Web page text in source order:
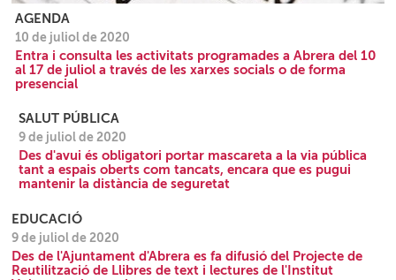
AGENDA
10 de juliol de 2020
Entra i consulta les activitats programades a Abrera del 10
al 17 de juliol a través de les xarxes socials o de forma
presencial
SALUT PÚBLICA
9 de juliol de 2020
Des d'avui és obligatori portar mascareta a la via pública
tant a espais oberts com tancats, encara que es pugui
mantenir la distància de seguretat
EDUCACIÓ
9 de juliol de 2020
Des de l'Ajuntament d'Abrera es fa difusió del Projecte de
Reutilització de Llibres de text i lectures de l'Institut